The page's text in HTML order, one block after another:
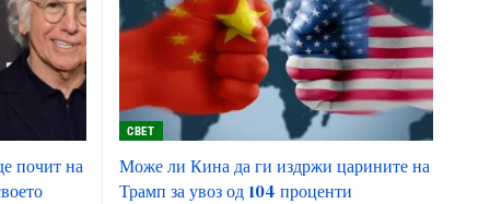
почит на
СВЕТ
Може ли Кина да ги издржи царините на
Трамп за увоз од 104 проценти